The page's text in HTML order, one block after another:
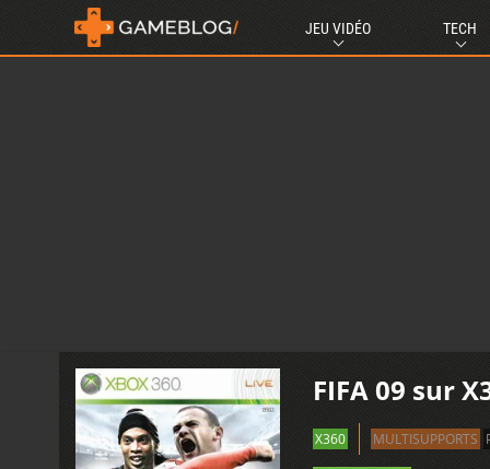
JEU VIDÉO TECH
FIFA 09 sur
X360 MULTISUPPORTS